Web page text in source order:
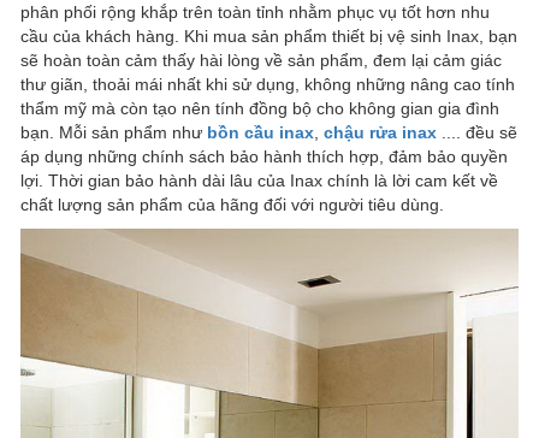
phân phối rộng khắp trên toàn tỉnh nhằm phục vụ tốt hơn nhu
cầu của khách hàng. Khi mua sản phẩm thiết bị vệ sinh Inax, bạn
sẽ hoàn toàn cảm thấy hài lòng về sản phẩm, đem lại cảm giác
thư giãn, thoải mái nhất khi sử dụng, không những nâng cao tính
thẩm mỹ mà còn tạo nên tính đồng bộ cho không gian gia đình
bạn. Mỗi sản phẩm như bồn cầu inax chậu rửa inax .... đều sẽ
áp dụng những chính sách bảo hành thích hợp, đảm bảo quyền
lợi. Thời gian bảo hành dài lâu của Inax chính là lời cam kết về
chất lượng sản phẩm của hãng đối với người tiêu dùng.